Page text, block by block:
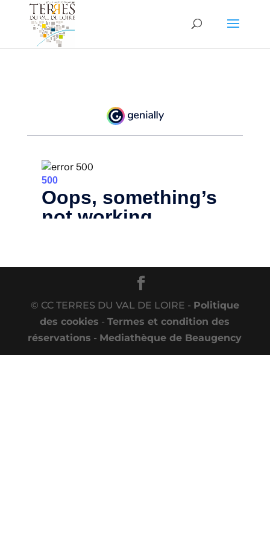
© CC TERRES DU VAL DE LOIRE - Politique
des cookies -Termes et condition des
réservations - Mediathèque de Beaugency